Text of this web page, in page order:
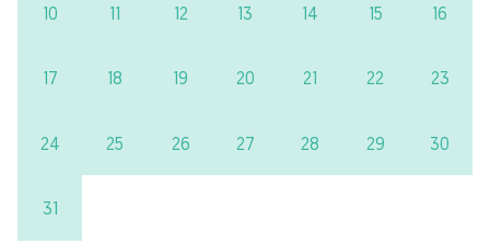
10 11 12 13 14 15 16
17 18 19 20 21 22 23
24 25 26 27 28 29 30
31